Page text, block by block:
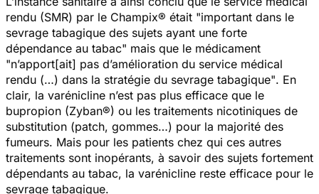
rendu (SMR) par le Champix® était "important dans le
sevrage tabagique des sujets ayant une forte
dépendance au tabac" mais que le médicament
"n’apport[ait] pas d’amélioration du service médical
rendu (…) dans la stratégie du sevrage tabagique". En
clair, la varénicline n’est pas plus efficace que le
bupropion (Zyban®) ou les traitements nicotiniques de
substitution (patch, gommes…) pour la majorité des
fumeurs. Mais pour les patients chez qui ces autres
traitements sont inopérants, à savoir des sujets fortement
dépendants au tabac, la varénicline reste efficace pour le
sevrage tabagique.